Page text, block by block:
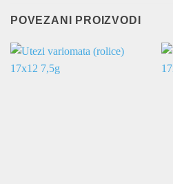
POVEZANI PROIZVODI